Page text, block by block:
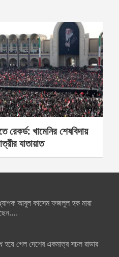
রেকর্ড: খামেনির শেষবিদায়
যাতায়াত
আবুল কাসেম ফজলুল হক মারা
হয়ে গেল দেশের একমাত্র সচল রাডার